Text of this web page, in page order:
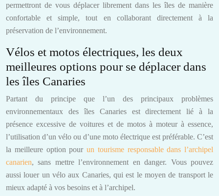
permettront de vous déplacer librement dans les îles de manière
confortable et simple, tout en collaborant directement à la
préservation de l’environnement.
Vélos et motos électriques, les deux
meilleures options pour se déplacer dans
les îles Canaries
Partant du principe que l’un des principaux problèmes
environnementaux des îles Canaries est directement lié à la
présence excessive de voitures et de motos à moteur à essence,
l’utilisation d’un vélo ou d’une moto électrique est préférable. C’est
la meilleure option pour un tourisme responsable dans l’archipel
canarien, sans mettre l’environnement en danger. Vous pouvez
aussi louer un vélo aux Canaries, qui est le moyen de transport le
mieux adapté à vos besoins et à l’archipel.